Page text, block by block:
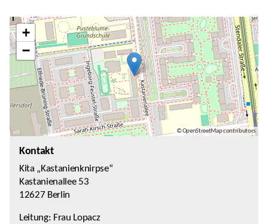
+
−
© OpenStreetMap contributors
Kontakt
Kita „Kastanienknirpse“
Kastanienallee 53
12627 Berlin
Leitung: Frau Lopacz